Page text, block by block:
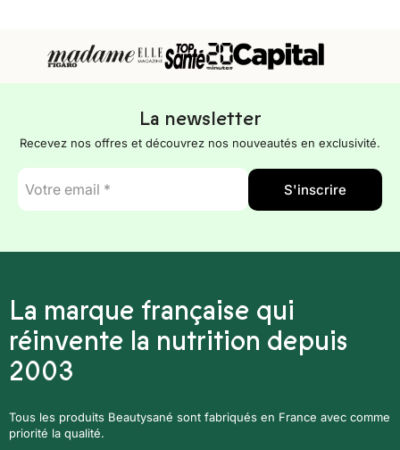
La newsletter
Recevez nos offres et découvrez nos nouveautés en exclusivité.
E-
mail
*
S'inscrire
La marque française qui
réinvente la nutrition depuis
2003
Tous les produits Beautysané sont fabriqués en France avec comme
priorité la qualité.